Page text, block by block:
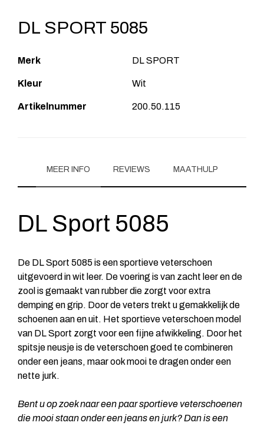
DL SPORT 5085
Merk DL SPORT
Kleur Wit
Artikelnummer 200.50.115
MEER INFO REVIEWS MAATHULP
DL Sport 5085
De DL Sport 5085 is een sportieve veterschoen
uitgevoerd in wit leer. De voering is van zacht leer en de
zool is gemaakt van rubber die zorgt voor extra
demping en grip. Door de veters trekt u gemakkelijk de
schoenen aan en uit. Het sportieve veterschoen model
van DL Sport zorgt voor een fijne afwikkeling. Door het
spitsje neusje is de veterschoen goed te combineren
onder een jeans, maar ook mooi te dragen onder een
nette jurk.
Bent u op zoek naar een paar sportieve veterschoenen
die mooi staan onder een jeans en jurk? Dan is een